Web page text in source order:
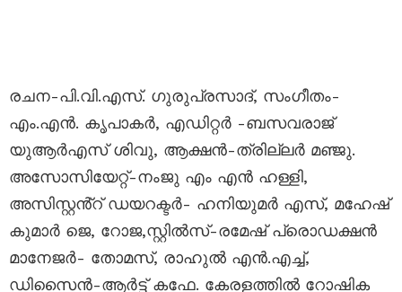
രചന-പി.വി.എസ്. ഗുരുപ്രസാദ്, സംഗീതം-
എം.എൻ. കൃപാകർ, എഡിറ്റർ -ബസവരാജ്
യുആർഎസ് ശിവു, ആക്ഷൻ-ത്രില്ലർ മഞ്ജു.
അസോസിയേറ്റ്-നംജു എം എൻ ഹള്ളി,
അസിസ്റ്റൻ്റ് ഡയറക്ടർ- ഹനിയുമർ എസ്, മഹേഷ്
കുമാർ ജെ, റോജ,സ്റ്റിൽസ്-രമേഷ് പ്രൊഡക്ഷൻ
മാനേജർ- തോമസ്, രാഹുൽ എൻ.എച്ച്,
ഡിസൈൻ-ആർട്ട് കഫേ. കേരളത്തിൽ റോഷിക